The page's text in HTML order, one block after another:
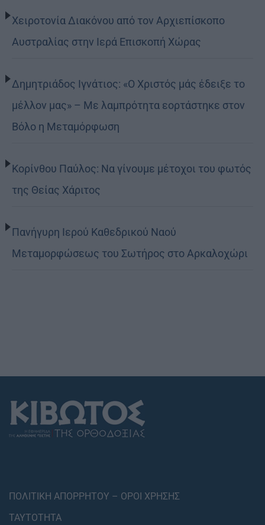
Χειροτονία Διακόνου από τον Αρχιεπίσκοπο
Αυστραλίας στην Ιερά Επισκοπή Χώρας
Δημητριάδος Ιγνάτιος: «Ο Χριστός μάς έδειξε το
μέλλον μας» – Με λαμπρότητα εορτάστηκε στον
Βόλο η Μεταμόρφωση
Κορίνθου Παύλος: Να γίνουμε μέτοχοι του φωτός
της Θείας Χάριτος
Πανήγυρη Ιερού Καθεδρικού Ναού
Μεταμορφώσεως του Σωτήρος στο Αρκαλοχώρι
ΠΟΛΙΤΙΚΗ ΑΠΟΡΡΗΤΟΥ – ΟΡΟΙ ΧΡΗΣΗΣ
ΤΑΥΤΟΤΗΤΑ